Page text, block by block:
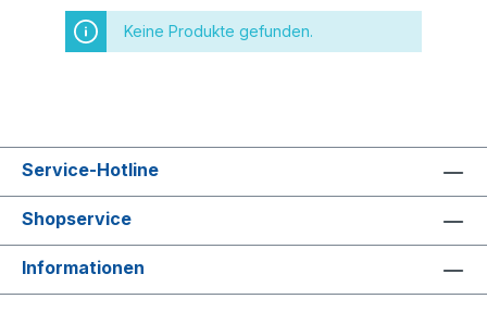
Keine Produkte gefunden.
Service-Hotline
Shopservice
Informationen